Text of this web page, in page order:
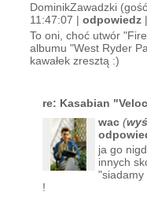
DominikZawadzki
11:47:07 |odpowiedz
To oni, choć utwór
albumu "West Ryder
kawałek zresztą :)
re: Kasabian
wac (
ja go
innych
"siadamy
!